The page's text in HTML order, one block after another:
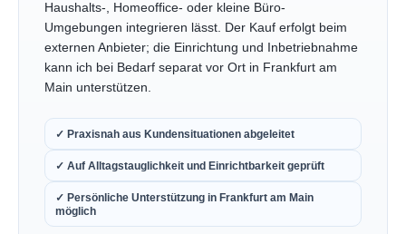
Haushalts-, Homeoffice- oder kleine Büro-
Umgebungen integrieren lässt. Der Kauf erfolgt beim
externen Anbieter; die Einrichtung und Inbetriebnahme
kann ich bei Bedarf separat vor Ort in Frankfurt am
Main unterstützen.
✓ Praxisnah aus Kundensituationen abgeleitet
✓ Auf Alltagstauglichkeit und Einrichtbarkeit geprüft
✓ Persönliche Unterstützung in Frankfurt am Main
möglich